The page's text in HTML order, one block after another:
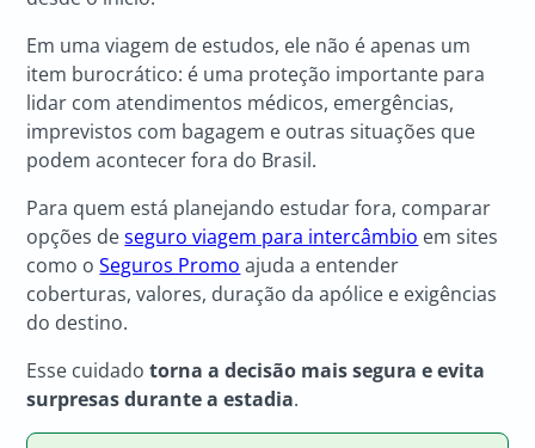
Em uma viagem de estudos, ele não é apenas um
item burocrático: é uma proteção importante para
lidar com atendimentos médicos, emergências,
imprevistos com bagagem e outras situações que
podem acontecer fora do Brasil.
Para quem está planejando estudar fora, comparar
opções deseguro viagem para intercâmbio em sites
como oSeguros Promo ajuda a entender
coberturas, valores, duração da apólice e exigências
do destino.
Esse cuidadotorna a decisão mais segura e evita
surpresas durante a estadia.